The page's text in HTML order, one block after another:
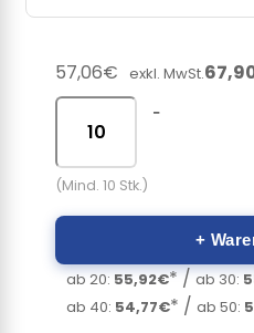
57,06€ exkl. MwSt.
-
(Mind. 10 Stk.)
+
ab 20: 55,92€* /ab 30:
ab 40: 54,77€* / ab 50: